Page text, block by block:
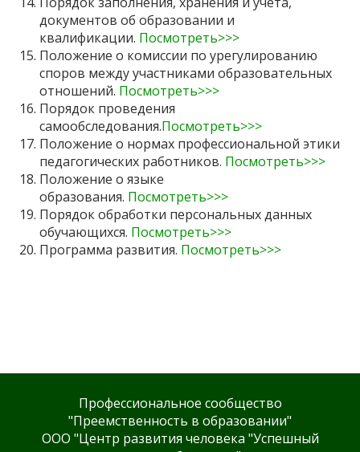
документов об образовании и
квалификации. Посмотреть>>>
Положение о комиссии по урегулированию
споров между участниками образовательных
отношений. Посмотреть>>>
Порядок проведения
самообследования.Посмотреть>>>
Положение о нормах профессиональной этики
педагогических работников. Посмотреть>>>
Положение о языке
образования. Посмотреть>>>
Порядок обработки персональных данных
обучающихся. Посмотреть>>>
Программа развития. Посмотреть>>>
Профессиональное сообщество
"Преемственность в образовании"
ООО "Центр развития человека "Успешный